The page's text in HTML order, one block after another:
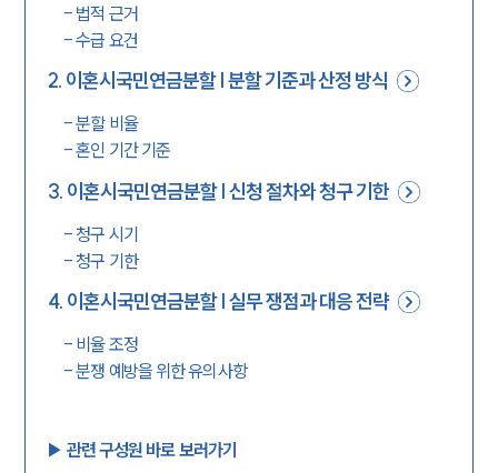
- 법적 근거
-수급 요건
2. 이혼시국민연금분할 | 분할 기준과 산정 방식
-분할 비율
-혼인 기간 기준
3. 이혼시국민연금분할 | 신청 절차와 청구 기한
-청구 시기
-청구 기한
4. 이혼시국민연금분할 | 실무 쟁점과 대응 전략
- 비율 조정
-분쟁 예방을 위한 유의사항
▶︎ 관련 구성원 바로 보러가기